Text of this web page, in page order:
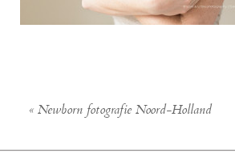
« Newborn fotografie Noord-Holland